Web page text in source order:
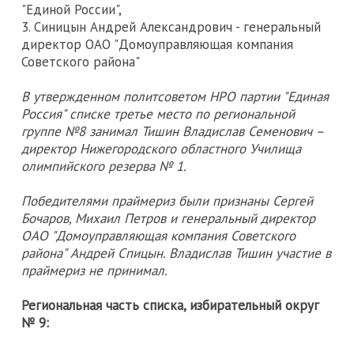
"Единой России",
3. Синицын Андрей Александрович - генеральный
директор ОАО "Домоуправляющая компания
Советского района"
В утвержденном политсоветом НРО партии "Единая
Россия" списке третье место по региональной
группе №8 занимал Тишин Владислав Семенович –
директор Нижегородского областного Училища
олимпийского резерва № 1.
Победителями праймериз были признаны Сергей
Бочаров, Михаил Петров и генеральный директор
ОАО "Домоуправляющая компания Советского
района" Андрей Спицын. Владислав Тишин участие в
праймериз не принимал.
Региональная часть списка, избирательный округ
№ 9: